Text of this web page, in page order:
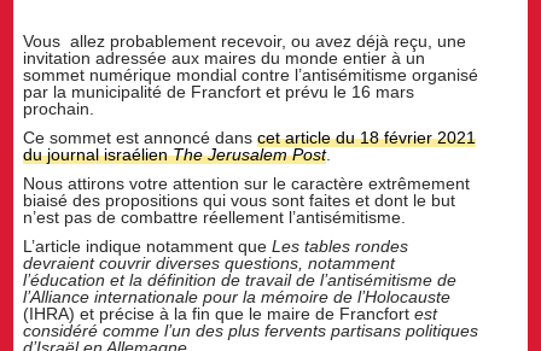
Vous allez probablement recevoir, ou avez déjà reçu, une
invitation adressée aux maires du monde entier à un
sommet numérique mondial contre l’antisémitisme organisé
par la municipalité de Francfort et prévu le 16 mars
prochain.
Ce sommet est annoncé danscet article du 18 février 2021
du journal israélienThe Jerusalem Post.
Nous attirons votre attention sur le caractère extrêmement
biaisé des propositions qui vous sont faites et dont le but
n’est pas de combattre réellement l’antisémitisme.
L’article indique notamment que Les tables rondes
devraient couvrir diverses questions, notamment
l’éducation et la définition de travail de l’antisémitisme de
l’Alliance internationale pour la mémoire de l’Holocauste
(IHRA) et précise à la fin que le maire de Francfortest
considéré comme l’un des plus fervents partisans politiques
d’Israël en Allemagne.